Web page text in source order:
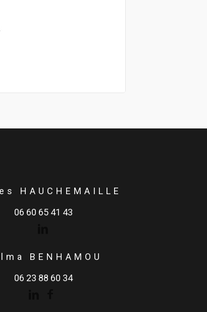
HAUCHEMAILLE
06 60 65 41 43
BENHAMOU
06 23 88 60 34